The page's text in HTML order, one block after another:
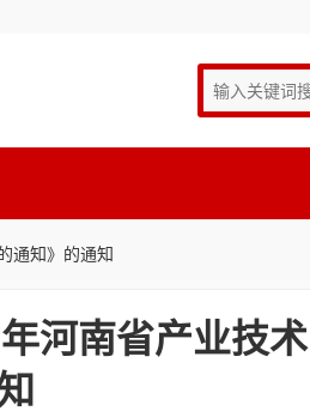
通知》的通知
河南省产业技术